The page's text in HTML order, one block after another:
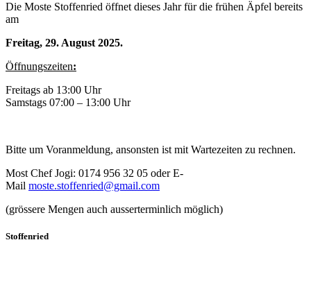
Die Moste Stoffenried öffnet dieses Jahr für die frühen Äpfel bereits
am
Freitag, 29. August 2025.
Öffnungszeiten:
Freitags ab 13:00 Uhr
Samstags 07:00 – 13:00 Uhr
Bitte um Voranmeldung, ansonsten ist mit Wartezeiten zu rechnen.
Most Chef Jogi: 0174 956 32 05 oder E-
Mail moste.stoffenried@gmail.com
(grössere Mengen auch ausserterminlich möglich)
Stoffenried